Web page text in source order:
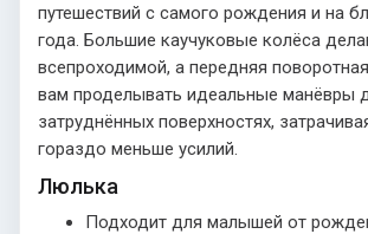
путешествий с самого рождения и на
года. Большие каучуковые колёса
всепроходимой, а передняя
вам проделывать идеальные манёвры
затруднённых поверхностях,
гораздо меньше усилий.
Люлька
Подходит для малышей от